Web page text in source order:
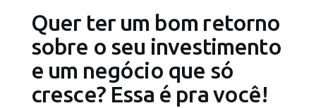
Quer ter um bom retorno
sobre o seu investimento
e um negócio que só
cresce? Essa é pra você!